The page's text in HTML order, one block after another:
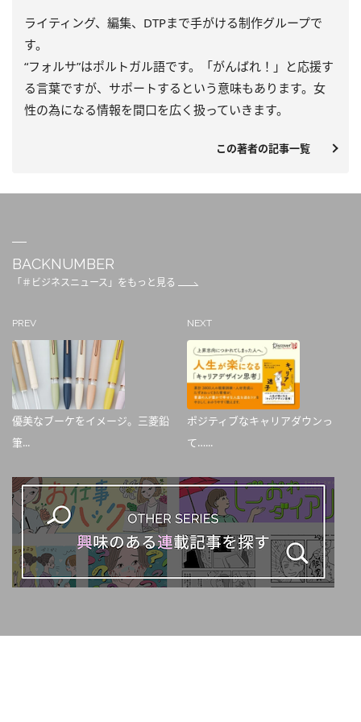
ライティング、編集、DTPまで手がける制作グループで
す。
“フォルサ”はポルトガル語です。「がんばれ！」と応援す
る言葉ですが、サポートするという意味もあります。女
性の為になる情報を間口を広く扱っていきます。
この著者の記事一覧
BACKNUMBER
「＃ビジネスニュース」をもっと見る
PREV
優美なブーケをイメージ。三菱鉛
筆...
NEXT
ポジティブなキャリアダウンっ
て…...